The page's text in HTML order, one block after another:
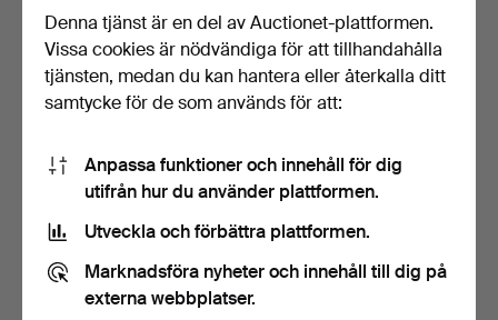
ULLA PROCOPÉ.
servisdelar, 35 delar,
Klubbades 7 aug 2026
18 bud
MATSERVIS, Eschenbach,
Tyskland, 58 delar.
Klubbades 7 aug 2026
13 bud
Denna tjänst är en del av Auctionet-plattformen.
Vissa cookies är nödvändiga för att tillhandahålla
tjänsten, medan du kan hantera eller återkalla ditt
samtycke för de som används för att:
Anpassa funktioner och innehåll för dig
utifrån hur du använder plattformen.
Utveckla och förbättra plattformen.
Marknadsföra nyheter och innehåll till dig på
externa webbplatser.